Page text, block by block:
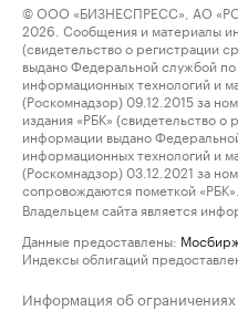
© ООО «БИЗНЕСПРЕСС», АО
2026. Сообщения и материалы
(свидетельство о регистрации
выдано Федеральной службой по
информационных технологий и
(Роскомнадзор) 09.12.2015 за
издания «РБК» (свидетельство
информации выдано
информационных технологий и
(Роскомнадзор) 03.12.2021 за
сопровождаются пометкой «РБК».
Владельцем сайта является
Данные предоставлены:
Индексы облигаций
Информация об ограничениях